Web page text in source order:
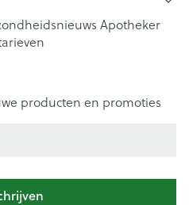
Apotheker
producten en promoties